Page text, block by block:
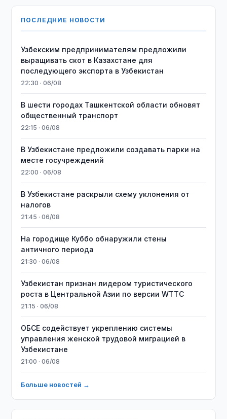
ПОСЛЕДНИЕ НОВОСТИ
Узбекским предпринимателям предложили
выращивать скот в Казахстане для
последующего экспорта в Узбекистан
22:30 · 06/08
В шести городах Ташкентской области обновят
общественный транспорт
22:15 · 06/08
В Узбекистане предложили создавать парки на
месте госучреждений
22:00 · 06/08
В Узбекистане раскрыли схему уклонения от
налогов
21:45 · 06/08
На городище Куббо обнаружили стены
античного периода
21:30 · 06/08
Узбекистан признан лидером туристического
роста в Центральной Азии по версии WTTC
21:15 · 06/08
ОБСЕ содействует укреплению системы
управления женской трудовой миграцией в
Узбекистане
21:00 · 06/08
Больше новостей →